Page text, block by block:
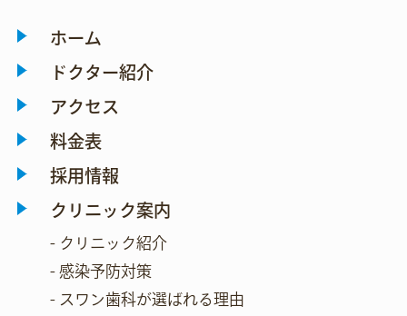
ホーム
ドクター紹介
アクセス
料金表
採用情報
クリニック案内
- クリニック紹介
- 感染予防対策
- スワン歯科が選ばれる理由